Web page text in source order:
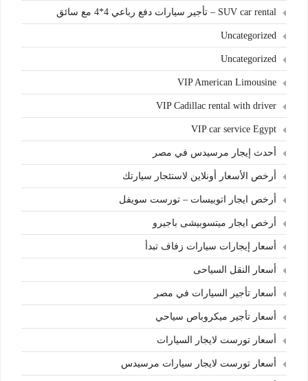
SUV car rental – تأجير سيارات دفع رباعي 4*4 مع سائق
Uncategorized
Uncategorized
VIP American Limousine
VIP Cadillac rental with driver
VIP car service Egypt
أحدث إيجار مرسيدس في مصر
أرخص الأسعار أونلاين لاستئجار سيارتك
أرخص ايجار اتوبيسات – تورست سويفل
أرخص ايجار ميتسوبيشى باجيرو
أسعار إيجارات سيارات زفاف تبدأ
أسعار النقل السياحى
أسعار تأجير السيارات في مصر
أسعار تأجير ميكروباص سياحي
أسعار تورست لايجار السيارات
أسعار تورست لايجار سيارات مرسيدس